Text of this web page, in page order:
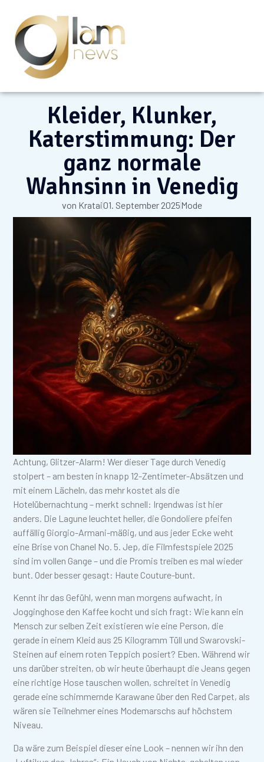
Kleider, Klunker,
Katerstimmung: Der
ganz normale
Wahnsinn in Venedig
von Kratai01. September 2025Mode
Achtung, Glitzer-Alarm! Wer dieser Tage durch Venedig
stolpert – am besten in knapp 12-Zentimeter-Absätzen und
mit einem Lächeln, das mehr kostet als die
Hotelübernachtung – merkt schnell: Irgendwas ist hier
anders. Die Lagune leuchtet heller, die Gondoliere pfeifen
auffällig Giorgio-Armani-mäßig, und aus jeder Ecke weht
eine Brise von Chanel No. 5. Jep, die Filmfestspiele 2025
sind im vollen Gange – und die Promis treiben es mal wieder
bunt. Oder besser gesagt: Haute Couture-bunt.
Kennt ihr das Gefühl, wenn man morgens aufwacht, in
Jogginghose den Kaffee kocht und sich fragt: Wie kann ein
Mensch zur selben Zeit existieren wie eine Person, die
gerade in einem Kleid aus 25 Kilogramm Tüll und Swarovski-
Steinen auf einem roten Teppich posiert? Eben. Während wir
uns darüber streiten, ob wir heute überhaupt die Jeans gegen
eine richtige Hose tauschen wollen, schreitet in Venedig
gerade eine schimmernde Karawane über den Red Carpet, als
wären sie Teilnehmer eines Modemarschs auf höchstem
Niveau.
Da wäre zum Beispiel dieser eine Look – nennen wir ihn den